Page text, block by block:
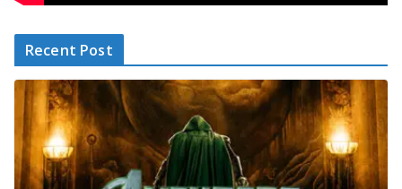
Recent Post